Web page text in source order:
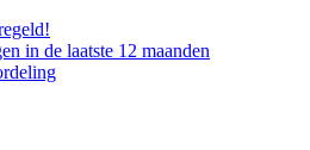
in de laatste 12 maanden